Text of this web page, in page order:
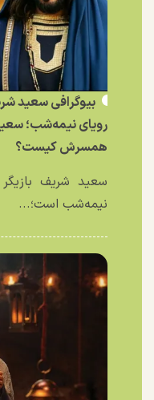
بیوگرافی سعید
رویای نیمه‌شب؛
همسرش کیست؟
سعید شریف
نیمه‌شب است؛...